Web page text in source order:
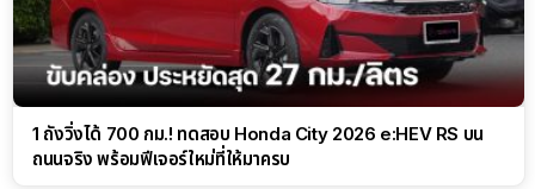
1 ถังวิ่งได้ 700 กม.! ทดสอบ Honda City 2026 e:HEV RS บน
ถนนจริง พร้อมฟีเจอร์ใหม่ที่ให้มาครบ